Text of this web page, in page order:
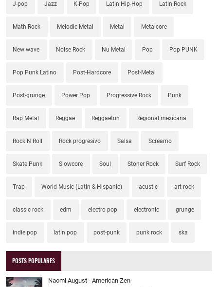
J-pop Jazz K-Pop Latin Hip-Hop Latin Rock
Math Rock Melodic Metal Metal Metalcore
New wave Noise Rock Nu Metal Pop Pop PUNK
Pop Punk Latino Post-Hardcore Post-Metal
Post-grunge Power Pop Progressive Rock Punk
Rap Metal Reggae Reggaeton Regional mexicana
Rock N Roll Rock progresivo Salsa Screamo
Skate Punk Slowcore Soul Stoner Rock Surf Rock
Trap World Music (Latin & Hispanic) acustic art rock
classic rock edm electro pop electronic grunge
indie pop latin pop post-punk punk rock ska
POSTS POPULARES
Naomi August - American Zen